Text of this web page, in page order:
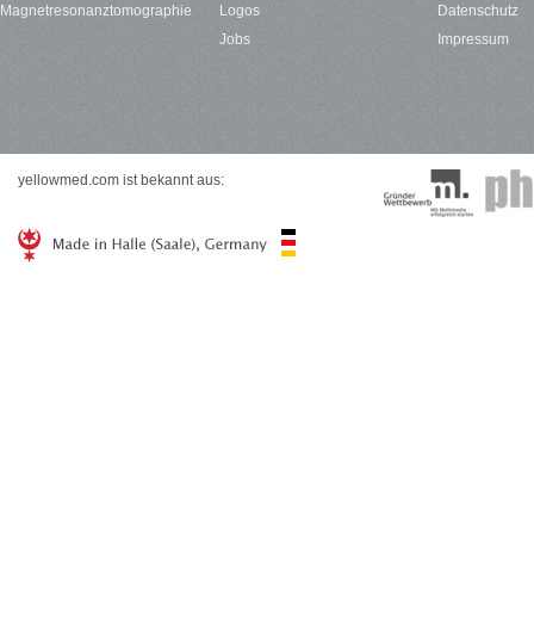
Magnetresonanztomographie
Logos
Jobs
Datenschutz
Impressum
yellowmed.com ist bekannt aus: